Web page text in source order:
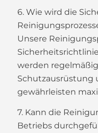
6. Wie wird die
Unsere
werden
Schutzausrüstung
gewährleisten
7. Kann die
Betriebs